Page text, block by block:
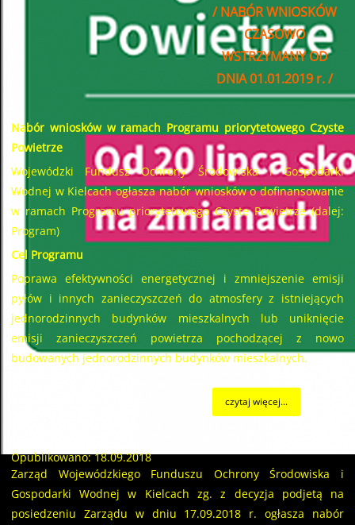
/ NABÓR WNIOSKÓW
CZASOWO
WSTRZYMANY OD
DNIA 01.01.2019 r. /
Nabór wniosków w ramach Programu priorytetowegoCzyste
Powietrze
Wojewódzki Fundusz Ochrony Środowiska i Gospodarki
Wodnej w Kielcach ogłasza nabór wniosków o dofinansowanie
w ramach Programu priorytetowego Czyste Powietrze (dalej:
Program)
Cel Programu
Poprawa efektywności energetycznej i zmniejszenie emisji
pyłów i innych zanieczyszczeń do atmosfery z istniejących
jednorodzinnych budynków mieszkalnych lub uniknięcie
emisji zanieczyszczeń powietrza pochodzącej z nowo
budowanych jednorodzinnych budynków mieszkalnych.
czytaj więcej...
Opublikowano: 18.09.2018
Zarząd Wojewódzkiego Funduszu Ochrony Środowiska i
Gospodarki Wodnej w Kielcach zg. z decyzja podjetą na
posiedzeniu Zarządu w dniu 17.09.2018 r. ogłasza nabór